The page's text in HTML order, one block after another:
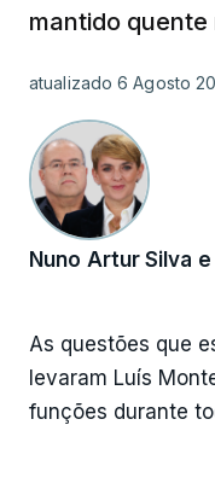
mantido quente
atualizado 6 Agosto
Nuno Artur Silva
As questões que
levaram Luís
funções durante